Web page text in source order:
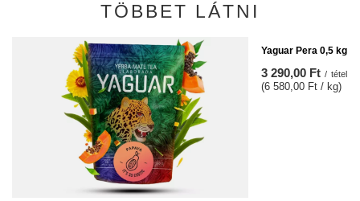
TÖBBET LÁTNI
Yaguar Pera 0,5 kg
3 290,00 Ft / tétel
(6 580,00 Ft / kg)